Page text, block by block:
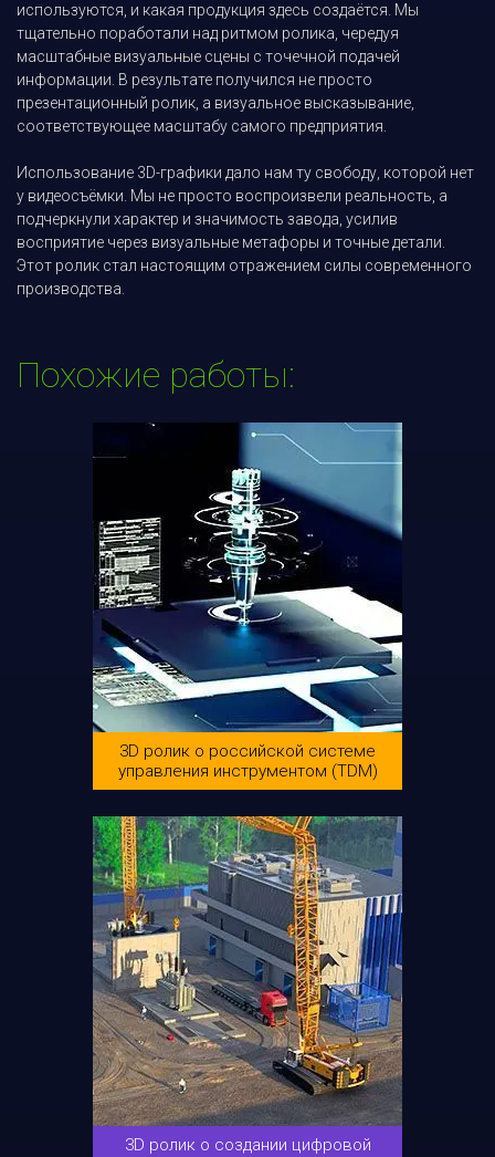
используются, и какая продукция здесь создаётся. Мы
тщательно поработали над ритмом ролика, чередуя
масштабные визуальные сцены с точечной подачей
информации. В результате получился не просто
презентационный ролик, а визуальное высказывание,
соответствующее масштабу самого предприятия.
Использование 3D-графики дало нам ту свободу, которой нет
у видеосъёмки. Мы не просто воспроизвели реальность, а
подчеркнули характер и значимость завода, усилив
восприятие через визуальные метафоры и точные детали.
Этот ролик стал настоящим отражением силы современного
производства.
Похожие работы:
3D ролик о российской системе
управления инструментом (TDM)
3D ролик о создании цифровой